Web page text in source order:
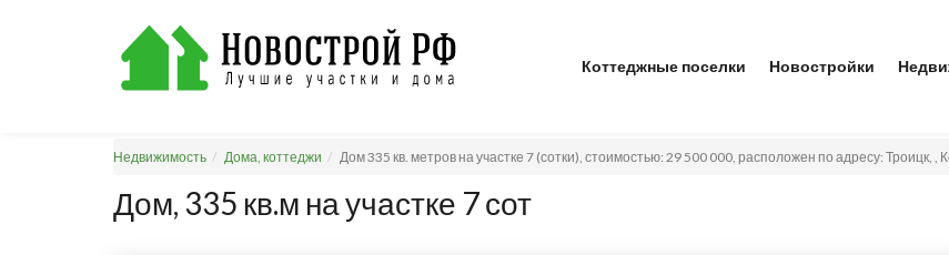
Коттеджные поселки Новостройки
Недвижимость Дома, коттеджи Дом 335 кв. метров на участке 7 (сотки), стоимостью: 29 500 000, расположен по адресу: Троицк, ,
Дом, 335 кв.м на участке 7 сот